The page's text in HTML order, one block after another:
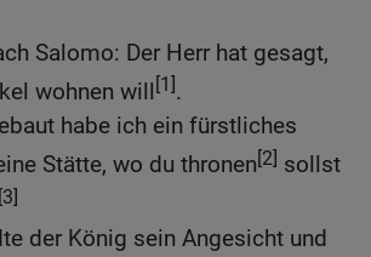
Salomo: Der Herr hat gesagt,
wohnen will [1].
habe ich ein fürstliches
Stätte, wo du thronen[2] sollst
[3]
der König sein Angesicht und